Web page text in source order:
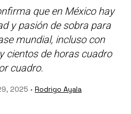
que en México hay
y pasión de sobra para
mundial, incluso con
cientos de horas cuadro
cuadro.
2025 • Rodrigo Ayala